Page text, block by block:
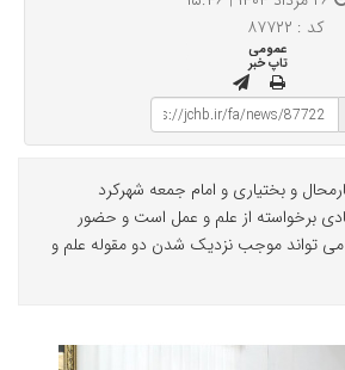
کد : ۸۷۷۲۲
عمومی
تاپ خبر
و بختیاری و امام جمعه شهرکرد
برخواسته از علم و عمل است و حضور
می تواند موجب نزدیک شدن دو مقوله علم و